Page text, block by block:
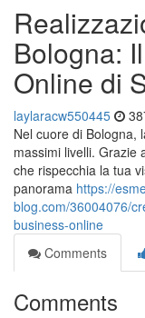
Bologna:
Online di
laylaracw550445
Nel cuore di Bologna,
massimi livelli. Grazie
che rispecchia la tua
panorama https://
blog.com/36004076/
business-online
Comments
Comments